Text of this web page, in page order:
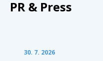
PR & Press
30. 7. 2026